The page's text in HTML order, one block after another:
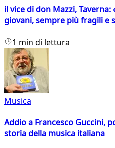
il vice di don Mazzi,
giovani, sempre più fragili e
1 min di lettura
Musica
Addio a Francesco Guccini,
storia della musica italiana